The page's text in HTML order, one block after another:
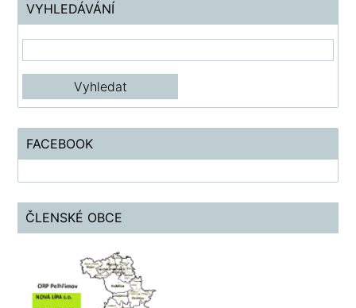
VYHLEDÁVÁNÍ
FACEBOOK
ČLENSKÉ OBCE